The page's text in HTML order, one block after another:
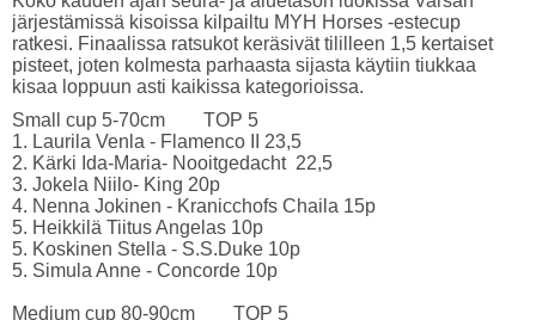
järjestämissä kisoissa kilpailtu MYH Horses -estecup
ratkesi. Finaalissa ratsukot keräsivät tililleen 1,5 kertaiset
pisteet, joten kolmesta parhaasta sijasta käytiin tiukkaa
kisaa loppuun asti kaikissa kategorioissa.
Small cup 5-70cm TOP 5
1. Laurila Venla - Flamenco II 23,5
2. Kärki Ida-Maria- Nooitgedacht 22,5
3. Jokela Niilo- King 20p
4. Nenna Jokinen - Kranicchofs Chaila 15p
5. Heikkilä Tiitus Angelas 10p
5. Koskinen Stella - S.S.Duke 10p
5. Simula Anne - Concorde 10p
Medium cup 80-90cm TOP 5